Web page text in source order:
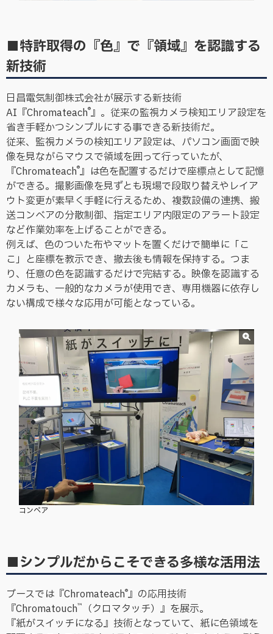
■特許取得の『色』で『領域』を認識する
新技術
日昌電気制御株式会社が展示する新技術
AI『Chromateach®』。従来の監視カメラ検知エリア設定を
省き手軽かつシンプルにする事できる新技術だ。
従来、監視カメラの検知エリア設定は、パソコン画面で映
像を見ながらマウスで領域を囲って行っていたが、
『Chromateach®』は色を配置するだけで座標点として記憶
ができる。撮影画像を見ずとも現場で段取り替えやレイア
ウト変更が素早く手軽に行えるため、複数設備の連携、搬
送コンベアの分散制御、指定エリア内限定のアラート設定
など作業効率を上げることができる。
例えば、色のついた布やマットを置くだけで簡単に「こ
こ」と座標を教示でき、撤去後も情報を保持する。つま
り、任意の色を認識するだけで完結する。映像を認識する
カメラも、一般的なカメラが使用でき、専用機器に依存し
ない構成で様々な応用が可能となっている。
コンベア
■シンプルだからこそできる多様な活用法
ブースでは『Chromateach®』の応用技術
『Chromatouch™
（クロマタッチ）』を展示。
『紙がスイッチになる』技術となっていて、紙に色領域を